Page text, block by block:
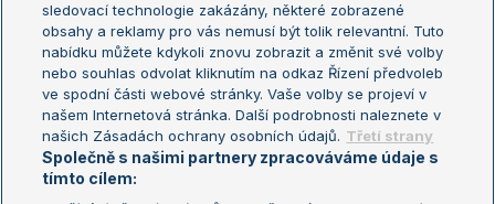
Turnaj mistryň
Aktualní trendy
Fotbalové přestupy
Livesport Daily
LS Prague Open
sledovací technologie zakázány, některé zobrazené
obsahy a reklamy pro vás nemusí být tolik relevantní. Tuto
nabídku můžete kdykoli znovu zobrazit a změnit své volby
nebo souhlas odvolat kliknutím na odkaz Řízení předvoleb
ve spodní části webové stránky. Vaše volby se projeví v
našem Internetová stránka. Další podrobnosti naleznete v
našich Zásadách ochrany osobních údajů. Třetí strany
Společně s našimi partnery zpracováváme údaje s
tímto cílem: